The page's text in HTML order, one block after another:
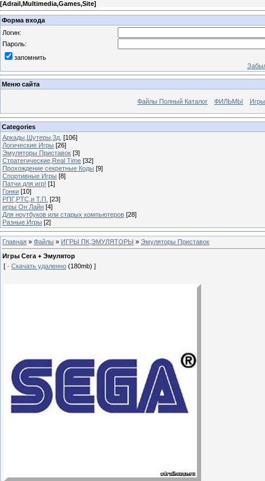
[Adrail,Multimedia,Games,Site]
Форма входа
Логин:
Пароль:
запомнить
Меню сайта
Файлы Полный Каталог ФИЛЬМЫ
Categories
Аркады,Шутеры,3д, [106]
Логические Игры [26]
Эмуляторы Приставок [3]
Стратегические,Real Time [32]
Прохождение секретные Коды [9]
Спортивные Игры [8]
Патчи для игр! [1]
Гонки [10]
РПГ,РТС,и Т.П. [23]
игры Он Лайн [4]
Для ноутбуков или старых компьютеров [28]
Разные Игры [2]
Главная » Файлы » ИГРЫ ПК,ЭМУЛЯТОРЫ » Эмуляторы Приставок
Игры Сега + Эмулятор
[ · Скачать удаленно (180mb) ]